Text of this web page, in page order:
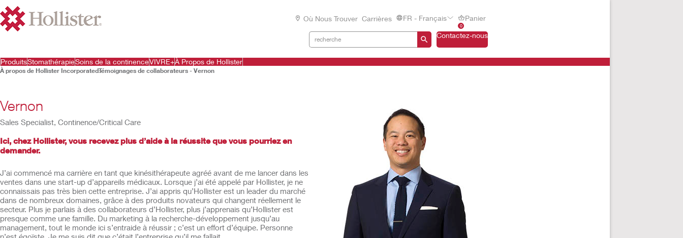
Où Nous Trouver Carrières FR - Français
0
Panier
Contactez-nous
ProduitsStomathérapieSoins de la continenceVIVRE+À Propos de Hollister
À propos de Hollister IncorporatedTémoignages de collaborateurs - Vernon
Vernon
Sales Specialist, Continence/Critical Care
Ici, chez Hollister, vous recevez plus d’aide à la réussite que vous pourriez en
demander.
J’ai commencé ma carrière en tant que kinésithérapeute agréé avant de me lancer dans les
ventes dans une start-up d’appareils médicaux. Lorsque j’ai été appelé par Hollister, je ne
connaissais pas très bien cette entreprise. J’ai appris qu’Hollister est un leader du marché
dans de nombreux domaines, grâce à des produits novateurs qui changent réellement le
secteur. Plus je parlais à des collaborateurs d’Hollister, plus j’apprenais qu’Hollister est
presque comme une famille. Du marketing à la recherche-développement jusqu’au
management, tout le monde ici s’entraide à réussir ; c’est un effort d’équipe. Personne